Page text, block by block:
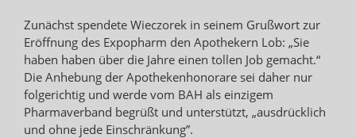
Zunächst spendete Wieczorek in seinem Grußwort zur
Eröffnung des Expopharm den Apothekern Lob: „Sie
haben haben über die Jahre einen tollen Job gemacht.“
Die Anhebung der Apothekenhonorare sei daher nur
folgerichtig und werde vom BAH als einzigem
Pharmaverband begrüßt und unterstützt, „ausdrücklich
und ohne jede Einschränkung”.